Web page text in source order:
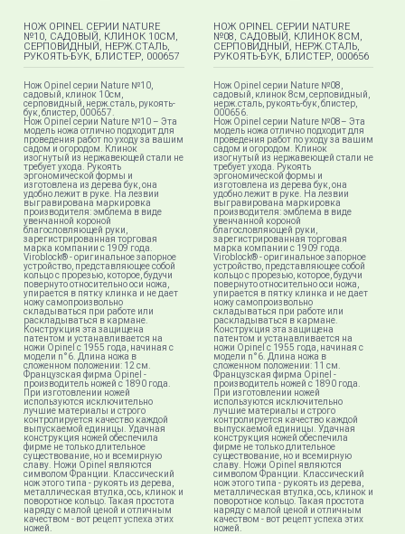
НОЖ OPINEL СЕРИИ NATURE
№10, САДОВЫЙ, КЛИНОК 10СМ,
СЕРПОВИДНЫЙ, НЕРЖ.СТАЛЬ,
РУКОЯТЬ-БУК, БЛИСТЕР, 000657
Нож Opinel серии Nature №10,
садовый, клинок 10см,
серповидный, нерж.сталь, рукоять-
бук, блистер, 000657.
Нож Opinel серии Nature №10 – Эта
модель ножа отлично подходит для
проведения работ по уходу за вашим
садом и огородом. Клинок
изогнутый из нержавеющей стали не
требует ухода. Рукоять
эргономической формы и
изготовлена из дерева бук, она
удобно лежит в руке. На лезвии
выгравирована маркировка
производителя: эмблема в виде
увенчанной короной
благословляющей руки,
зарегистрированная торговая
марка компании с 1909 года.
Viroblock® - оригинальное запорное
устройство, представляющее собой
кольцо с прорезью, которое, будучи
повернуто относительно оси ножа,
упирается в пятку клинка и не дает
ножу самопроизвольно
складываться при работе или
раскладываться в кармане.
Конструкция эта защищена
патентом и устанавливается на
ножи Opinel с 1955 года, начиная с
модели n°6. Длина ножа в
сложенном положении: 12 см.
Французская фирма Opinel -
производитель ножей с 1890 года.
При изготовлении ножей
используются исключительно
лучшие материалы и строго
контролируется качество каждой
выпускаемой единицы. Удачная
конструкция ножей обеспечила
фирме не только длительное
существование, но и всемирную
славу. Ножи Opinel являются
символом Франции. Классический
нож этого типа - рукоять из дерева,
металлическая втулка, ось, клинок и
поворотное кольцо. Такая простота
наряду с малой ценой и отличным
качеством - вот рецепт успеха этих
ножей.
НОЖ OPINEL СЕРИИ NATURE
№08, САДОВЫЙ, КЛИНОК 8СМ,
СЕРПОВИДНЫЙ, НЕРЖ.СТАЛЬ,
РУКОЯТЬ-БУК, БЛИСТЕР, 000656
Нож Opinel серии Nature №08,
садовый, клинок 8см, серповидный,
нерж.сталь, рукоять-бук, блистер,
000656.
Нож Opinel серии Nature №08– Эта
модель ножа отлично подходит для
проведения работ по уходу за вашим
садом и огородом. Клинок
изогнутый из нержавеющей стали не
требует ухода. Рукоять
эргономической формы и
изготовлена из дерева бук, она
удобно лежит в руке. На лезвии
выгравирована маркировка
производителя: эмблема в виде
увенчанной короной
благословляющей руки,
зарегистрированная торговая
марка компании с 1909 года.
Viroblock® - оригинальное запорное
устройство, представляющее собой
кольцо с прорезью, которое, будучи
повернуто относительно оси ножа,
упирается в пятку клинка и не дает
ножу самопроизвольно
складываться при работе или
раскладываться в кармане.
Конструкция эта защищена
патентом и устанавливается на
ножи Opinel с 1955 года, начиная с
модели n°6. Длина ножа в
сложенном положении: 11 см.
Французская фирма Opinel -
производитель ножей с 1890 года.
При изготовлении ножей
используются исключительно
лучшие материалы и строго
контролируется качество каждой
выпускаемой единицы. Удачная
конструкция ножей обеспечила
фирме не только длительное
существование, но и всемирную
славу. Ножи Opinel являются
символом Франции. Классический
нож этого типа - рукоять из дерева,
металлическая втулка, ось, клинок и
поворотное кольцо. Такая простота
наряду с малой ценой и отличным
качеством - вот рецепт успеха этих
ножей.